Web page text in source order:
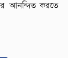
আনন্দিত করতে